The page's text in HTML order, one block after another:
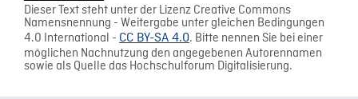
Dieser Text steht unter der Lizenz Creative Commons
Namensnennung - Weitergabe unter gleichen Bedingungen
4.0 International - CC BY-SA 4.0. Bitte nennen Sie bei einer
möglichen Nachnutzung den angegebenen Autorennamen
sowie als Quelle das Hochschulforum Digitalisierung.